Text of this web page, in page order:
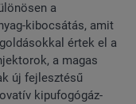
a
kibocsátás, amit
értek el a
a magas
új fejlesztésű
kipufogógáz-